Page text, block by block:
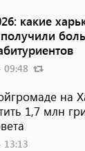
какие
09:48
на
1,7 млн
13:13